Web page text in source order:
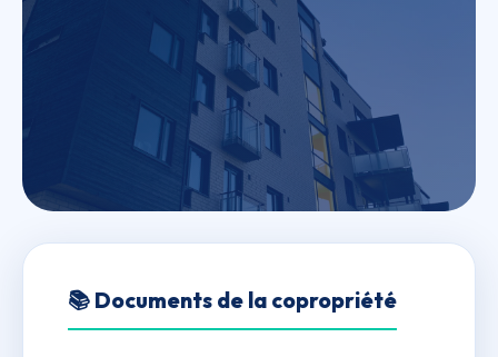
2 A RUE CRUDERE
📚 Documents de la copropriété